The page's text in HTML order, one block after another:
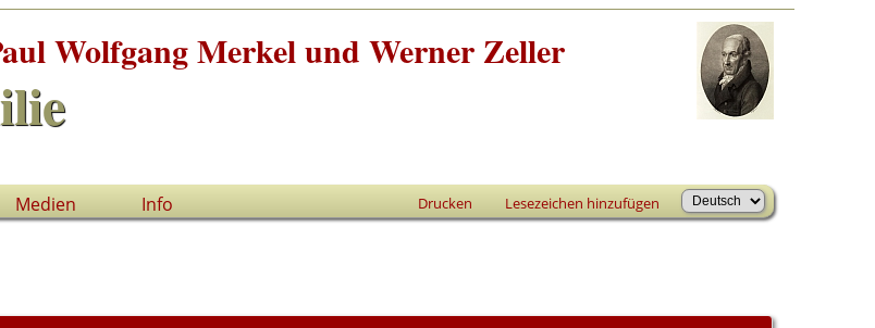
Wolfgang Merkel und Werner Zeller
Medien Info Drucken Lesezeichen hinzufügen